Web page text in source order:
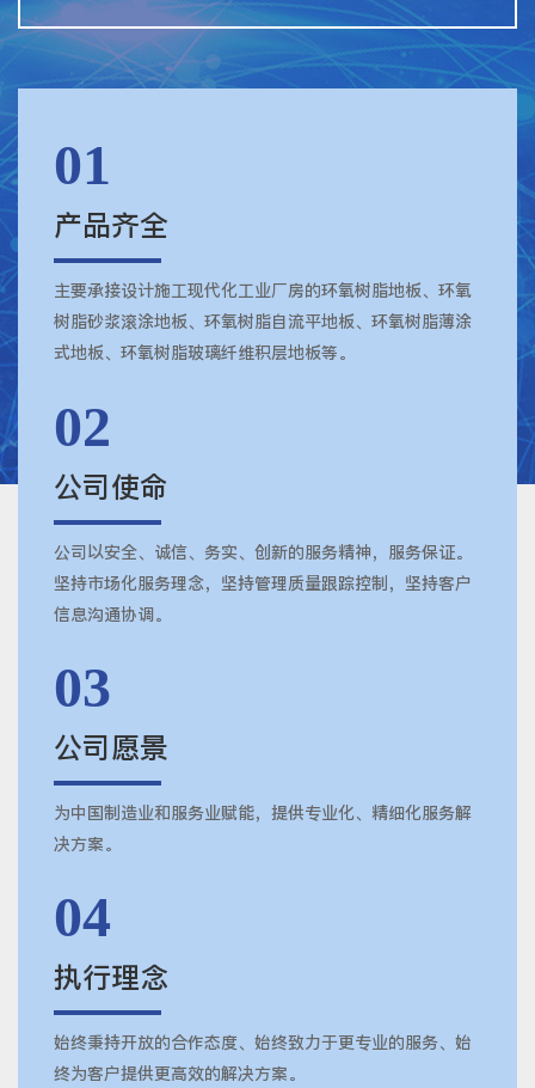
01
产品齐全
主要承接设计施工现代化工业厂房的环氧树脂地板、环氧
树脂砂浆滚涂地板、环氧树脂自流平地板、环氧树脂薄涂
式地板、环氧树脂玻璃纤维积层地板等。
02
公司使命
公司以安全、诚信、务实、创新的服务精神，服务保证。
坚持市场化服务理念，坚持管理质量跟踪控制，坚持客户
信息沟通协调。
03
公司愿景
为中国制造业和服务业赋能，提供专业化、精细化服务解
决方案。
04
执行理念
始终秉持开放的合作态度、始终致力于更专业的服务、始
终为客户提供更高效的解决方案。